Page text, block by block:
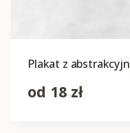
Plakat z
od 18 zł